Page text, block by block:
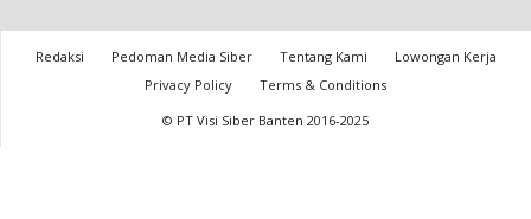
Redaksi Pedoman Media Siber Tentang Kami
Lowongan Kerja
Privacy Policy
Terms & Conditions
© PT Visi Siber Banten 2016-2025